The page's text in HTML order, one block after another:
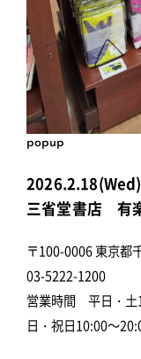
popup
三省堂書店 有
〒100-0006 東京都
03-5222-1200
営業時間 平日・土
日・祝日10:00～